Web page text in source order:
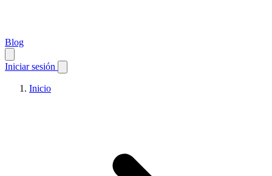
Blog
Iniciar sesión
Inicio